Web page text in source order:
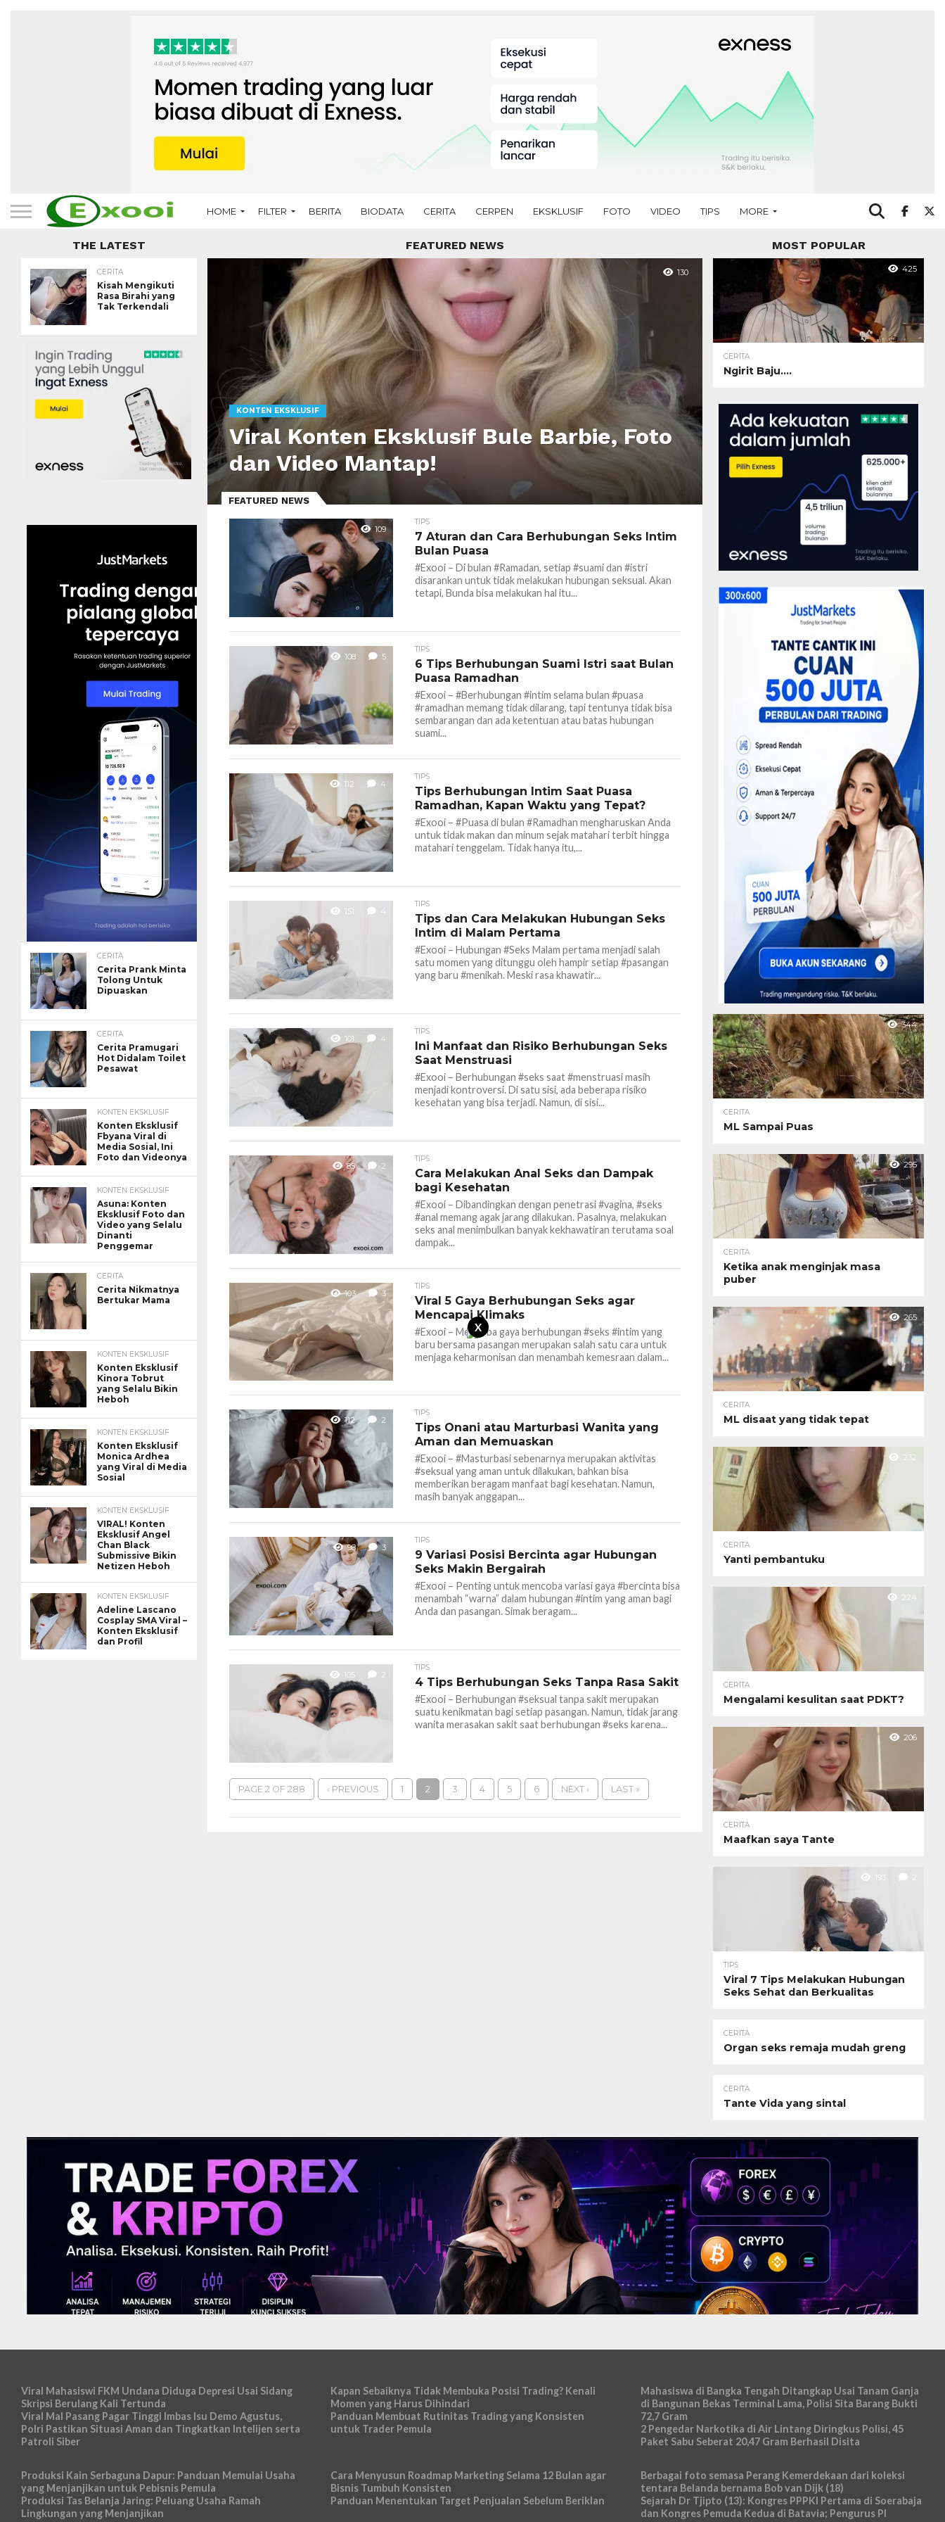
X
HOME FILTER BERITA BIODATA CERITA CERPEN EKSKLUSIF FOTO VIDEO TIPS MORE
FEATURED NEWS
KONTEN EKSKLUSIF
Viral Konten Eksklusif Bule Barbie, Foto
dan Video Mantap!
130
FEATURED NEWS
109
TIPS
7 Aturan dan Cara Berhubungan Seks Intim
Bulan Puasa
#Exooi – Di bulan #Ramadan, setiap #suami dan #istri
disarankan untuk tidak melakukan hubungan seksual. Akan
tetapi, Bunda bisa melakukan hal itu...
108 5
TIPS
6 Tips Berhubungan Suami Istri saat Bulan
Puasa Ramadhan
#Exooi – #Berhubungan #intim selama bulan #puasa
#ramadhan memang tidak dilarang, tapi tentunya tidak bisa
sembarangan dan ada ketentuan atau batas hubungan
suami...
112 4
TIPS
Tips Berhubungan Intim Saat Puasa
Ramadhan, Kapan Waktu yang Tepat?
#Exooi – #Puasa di bulan #Ramadhan mengharuskan Anda
untuk tidak makan dan minum sejak matahari terbit hingga
matahari tenggelam. Tidak hanya itu,...
151 4
TIPS
Tips dan Cara Melakukan Hubungan Seks
Intim di Malam Pertama
#Exooi – Hubungan #Seks Malam pertama menjadi salah
satu momen yang ditunggu oleh hampir setiap #pasangan
yang baru #menikah. Meski rasa khawatir...
101 4
TIPS
Ini Manfaat dan Risiko Berhubungan Seks
Saat Menstruasi
#Exooi – Berhubungan #seks saat #menstruasi masih
menjadi kontroversi. Di satu sisi, ada beberapa risiko
kesehatan yang bisa terjadi. Namun, di sisi...
85 2
TIPS
Cara Melakukan Anal Seks dan Dampak
bagi Kesehatan
#Exooi – Dibandingkan dengan penetrasi #vagina, #seks
#anal memang agak jarang dilakukan. Pasalnya, melakukan
seks anal menimbulkan banyak kekhawatiran terutama soal
dampak...
103 3
TIPS
Viral 5 Gaya Berhubungan Seks agar
Mencapai Klimaks
#Exooi – Mencoba gaya berhubungan #seks #intim yang
baru bersama pasangan merupakan salah satu cara untuk
menjaga keharmonisan dan menambah kemesraan dalam...
112 2
TIPS
Tips Onani atau Marturbasi Wanita yang
Aman dan Memuaskan
#Exooi – #Masturbasi sebenarnya merupakan aktivitas
#seksual yang aman untuk dilakukan, bahkan bisa
memberikan beragam manfaat bagi kesehatan. Namun,
masih banyak anggapan...
98 3
TIPS
9 Variasi Posisi Bercinta agar Hubungan
Seks Makin Bergairah
#Exooi – Penting untuk mencoba variasi gaya #bercinta bisa
menambah “warna” dalam hubungan #intim yang aman bagi
Anda dan pasangan. Simak beragam...
105 2
TIPS
4 Tips Berhubungan Seks Tanpa Rasa Sakit
#Exooi – Berhubungan #seksual tanpa sakit merupakan
suatu kenikmatan bagi setiap pasangan. Namun, tidak jarang
wanita merasakan sakit saat berhubungan #seks karena...
PAGE 2 OF 288 ‹ PREVIOUS 1 2 3 4 5 6 NEXT › LAST »
THE LATEST
CERITA
Kisah Mengikuti
Rasa Birahi yang
Tak Terkendali
CERITA
Cerita Prank Minta
Tolong Untuk
Dipuaskan
CERITA
Cerita Pramugari
Hot Didalam Toilet
Pesawat
KONTEN EKSKLUSIF
Konten Eksklusif
Fbyana Viral di
Media Sosial, Ini
Foto dan Videonya
KONTEN EKSKLUSIF
Asuna: Konten
Eksklusif Foto dan
Video yang Selalu
Dinanti
Penggemar
CERITA
Cerita Nikmatnya
Bertukar Mama
KONTEN EKSKLUSIF
Konten Eksklusif
Kinora Tobrut
yang Selalu Bikin
Heboh
KONTEN EKSKLUSIF
Konten Eksklusif
Monica Ardhea
yang Viral di Media
Sosial
KONTEN EKSKLUSIF
VIRAL! Konten
Eksklusif Angel
Chan Black
Submissive Bikin
Netizen Heboh
KONTEN EKSKLUSIF
Adeline Lascano
Cosplay SMA Viral –
Konten Eksklusif
dan Profil
MOST POPULAR
425
CERITA
Ngirit Baju….
344
CERITA
ML Sampai Puas
295
CERITA
Ketika anak menginjak masa
puber
265
CERITA
ML disaat yang tidak tepat
232
CERITA
Yanti pembantuku
224
CERITA
Mengalami kesulitan saat PDKT?
206
CERITA
Maafkan saya Tante
193 2
TIPS
Viral 7 Tips Melakukan Hubungan
Seks Sehat dan Berkualitas
CERITA
Organ seks remaja mudah greng
CERITA
Tante Vida yang sintal
Viral Mahasiswi FKM Undana Diduga Depresi Usai Sidang
Skripsi Berulang Kali Tertunda
Viral Mal Pasang Pagar Tinggi Imbas Isu Demo Agustus,
Polri Pastikan Situasi Aman dan Tingkatkan Intelijen serta
Patroli Siber
Kapan Sebaiknya Tidak Membuka Posisi Trading? Kenali
Momen yang Harus Dihindari
Panduan Membuat Rutinitas Trading yang Konsisten
untuk Trader Pemula
Mahasiswa di Bangka Tengah Ditangkap Usai Tanam Ganja
di Bangunan Bekas Terminal Lama, Polisi Sita Barang Bukti
72,7 Gram
2 Pengedar Narkotika di Air Lintang Diringkus Polisi, 45
Paket Sabu Seberat 20,47 Gram Berhasil Disita
Produksi Kain Serbaguna Dapur: Panduan Memulai Usaha
yang Menjanjikan untuk Pebisnis Pemula
Produksi Tas Belanja Jaring: Peluang Usaha Ramah
Lingkungan yang Menjanjikan
Cara Menyusun Roadmap Marketing Selama 12 Bulan agar
Bisnis Tumbuh Konsisten
Panduan Menentukan Target Penjualan Sebelum Beriklan
Berbagai foto semasa Perang Kemerdekaan dari koleksi
tentara Belanda bernama Bob van Dijk (18)
Sejarah Dr Tjipto (13): Kongres PPPKI Pertama di Soerabaja
dan Kongres Pemuda Kedua di Batavia; Pengurus PI